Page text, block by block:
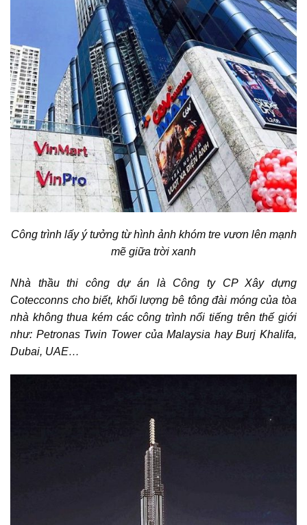
Công trình lấy ý tưởng từ hình ảnh khóm tre vươn lên mạnh
mẽ giữa trời xanh
Nhà thầu thi công dự án là Công ty CP Xây dựng
Cotecconns cho biết, khối lượng bê tông đài móng của tòa
nhà không thua kém các công trình nổi tiếng trên thế giới
như: Petronas Twin Tower của Malaysia hay Burj Khalifa,
Dubai, UAE…